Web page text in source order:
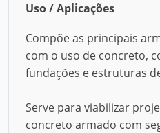
Uso / Aplicações
Compõe as principais
com o uso de concreto,
fundações e estruturas
Serve para viabilizar
concreto armado com